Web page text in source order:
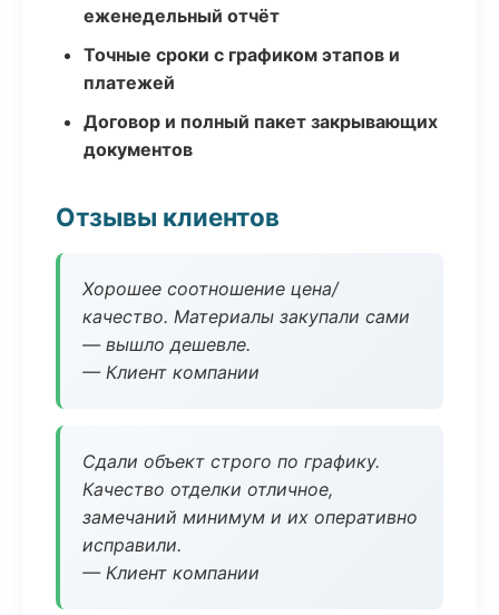
еженедельный отчёт
Точные сроки с графиком этапов и
платежей
Договор и полный пакет закрывающих
документов
Отзывы клиентов
Хорошее соотношение цена/
качество. Материалы закупали сами
— вышло дешевле.
— Клиент компании
Сдали объект строго по графику.
Качество отделки отличное,
замечаний минимум и их оперативно
исправили.
— Клиент компании